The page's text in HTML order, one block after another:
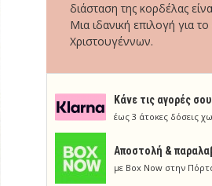
Κάνε τις αγορές
έως 3 άτοκες δόσεις
Aποστολή &
με Box Now στην
διάσταση της κορδέλας
Μια ιδανική επιλογή για
Χριστουγέννων.